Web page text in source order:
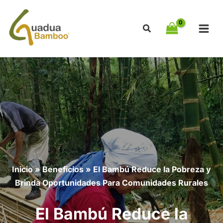
contenido
Inicio»Beneficios» El Bambú Reduce la Pobreza y
Brinda Oportunidades Para Comunidades Rurales
El Bambú Reduce la